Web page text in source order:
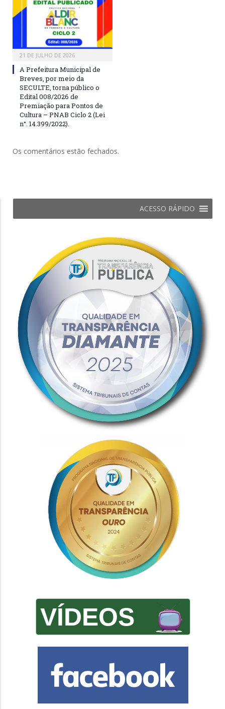
21 DE JULHO DE 2026
A Prefeitura Municipal de
Breves, por meio da
SECULTE, torna público o
Edital 008/2026 de
Premiação para Pontos de
Cultura – PNAB Ciclo 2 (Lei
n°. 14.399/2022).
Os comentários estão fechados.
ACESSO RÁPIDO
VÍDEOS